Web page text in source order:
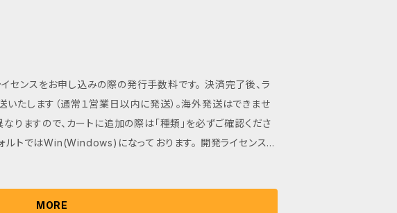
センスをお申し込みの際の発行手数料です。 決済完了後、ラ
たします（通常１営業日以内に発送）。海外発送はできませ
はWin(Windows)になっております。 開発ライセンス
はこちらで確認ください。http://www.a-quest.com/licence_
MORE